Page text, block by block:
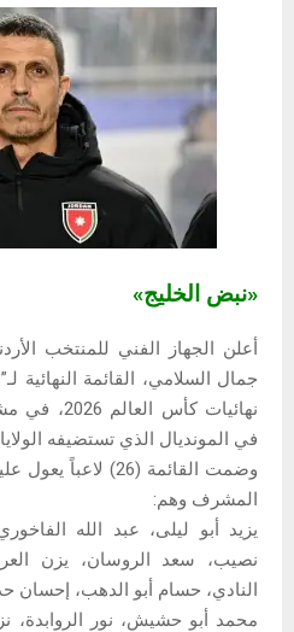
«نبض الخليج»
أعلن الجهاز الفني للمنتخب
جمال السلامي، القائمة النهائية
نهائيات كأس
في المونديال الذي تستضيفه
وضمت القائمة (26)
المشرف وهم:
يزيد أبو ليلى، عبد الله
نصيب، سعد الروسان، يزن
النادي، حسام أبو الدهب، إحسان
محمد أبو حشيش، نور الروابدة،